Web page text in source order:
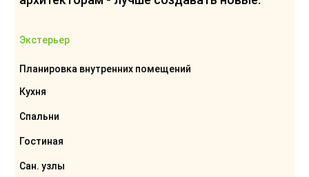
Экстерьер
Планировка внутренних помещений
Кухня
Спальни
Гостиная
Сан. узлы